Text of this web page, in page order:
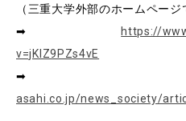
教育（学部
（三重大学外部のホームページ
➡
https://
v=jKIZ9PZs4vE
asahi.co.jp/news_society/